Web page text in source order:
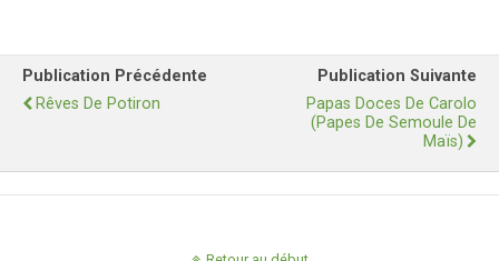
Publication Précédente
Rêves De Potiron
Publication Suivante
Papas Doces De Carolo
(Papes De Semoule De
Maïs)